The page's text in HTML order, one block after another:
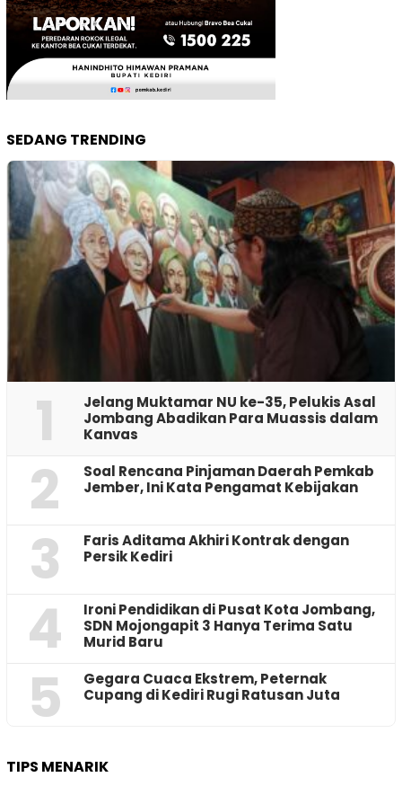
SEDANG TRENDING
1
Jelang Muktamar NU ke-35, Pelukis Asal
Jombang Abadikan Para Muassis dalam
Kanvas
2
‎Soal Rencana Pinjaman Daerah Pemkab
Jember, Ini Kata Pengamat Kebijakan ‎
3
Faris Aditama Akhiri Kontrak dengan
Persik Kediri
4
Ironi Pendidikan di Pusat Kota Jombang,
SDN Mojongapit 3 Hanya Terima Satu
Murid Baru
5
‎Gegara Cuaca Ekstrem, Peternak
Cupang di Kediri Rugi Ratusan Juta
TIPS MENARIK